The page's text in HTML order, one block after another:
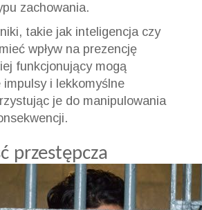
zachowania.
takie jak inteligencja czy
wpływ na prezencję
funkcjonujący mogą
i lekkomyślne
je do manipulowania
przestępcza